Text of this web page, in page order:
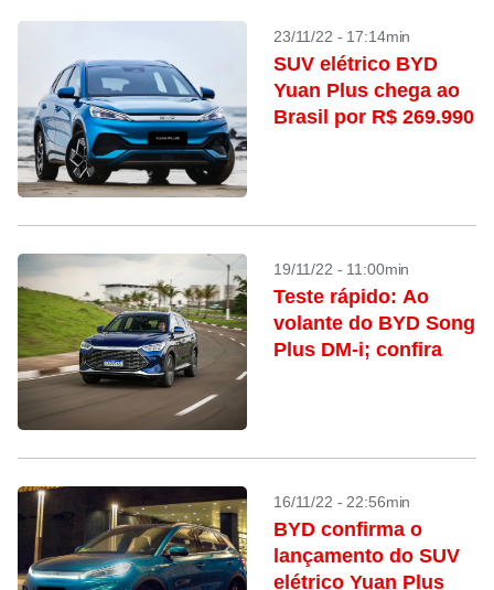
23/11/22 - 17:14min
SUV elétrico BYD
Yuan Plus chega ao
Brasil por R$ 269.990
19/11/22 - 11:00min
Teste rápido: Ao
volante do BYD Song
Plus DM-i; confira
16/11/22 - 22:56min
BYD confirma o
lançamento do SUV
elétrico Yuan Plus